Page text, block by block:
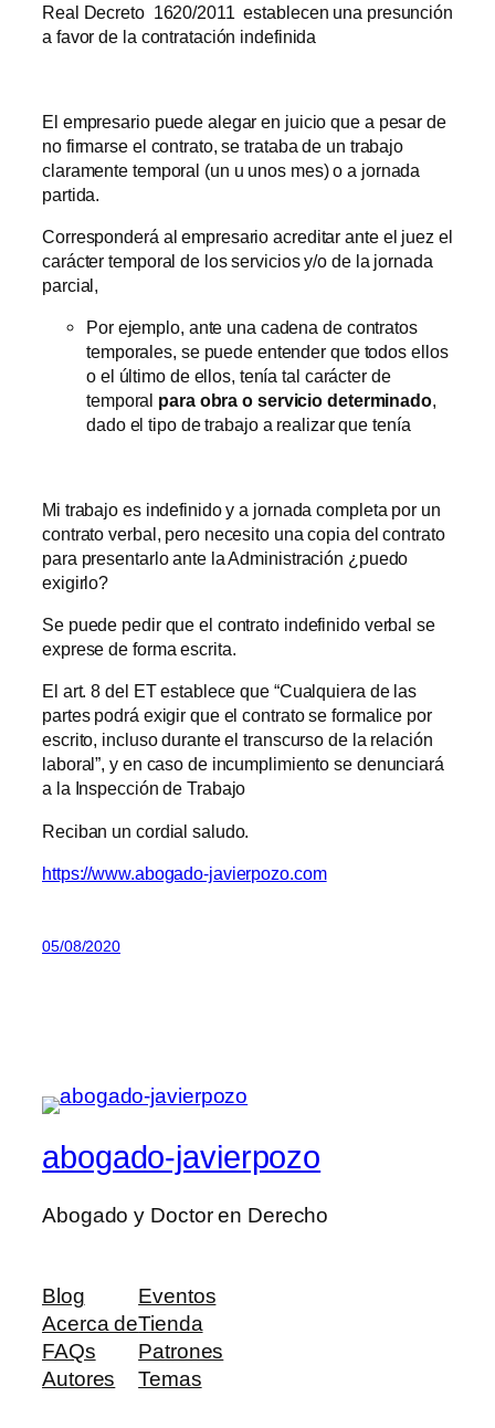
Real Decreto 1620/2011 establecen una presunción
a favor de la contratación indefinida
El empresario puede alegar en juicio que a pesar de
no firmarse el contrato, se trataba de un trabajo
claramente temporal (un u unos mes) o a jornada
partida.
Corresponderá al empresario acreditar ante el juez el
carácter temporal de los servicios y/o de la jornada
parcial,
Por ejemplo, ante una cadena de contratos
temporales, se puede entender que todos ellos
o el último de ellos, tenía tal carácter de
temporal para obra o servicio determinado,
dado el tipo de trabajo a realizar que tenía
Mi trabajo es indefinido y a jornada completa por un
contrato verbal, pero necesito una copia del contrato
para presentarlo ante la Administración ¿puedo
exigirlo?
Se puede pedir que el contrato indefinido verbal se
exprese de forma escrita.
El art. 8 del ET establece que “Cualquiera de las
partes podrá exigir que el contrato se formalice por
escrito, incluso durante el transcurso de la relación
laboral”, y en caso de incumplimiento se denunciará
a la Inspección de Trabajo
Reciban un cordial saludo.
https://www.abogado-javierpozo.com
05/08/2020
abogado-javierpozo
Abogado y Doctor en Derecho
Blog
Acerca de
FAQs
Autores
Eventos
Tienda
Patrones
Temas